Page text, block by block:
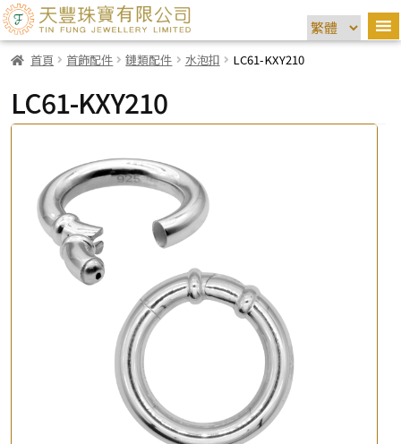
首頁 首飾配件 鏈類配件 水泡扣 LC61-KXY210
LC61-KXY210